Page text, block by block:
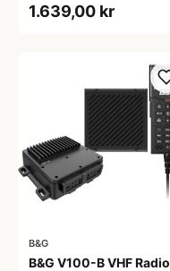
1.639,00 kr
B&G
B&G V100-B VHF Radio